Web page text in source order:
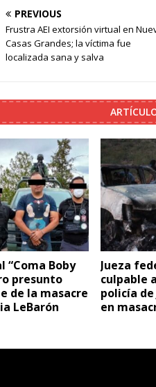
PREVIOUS
Frustra AEI extorsión virtual en
Casas Grandes; la víctima fue
localizada sana y salva
“Coma Boby
presunto
de la masacre
LeBarón
Jueza
culpable
policía
en